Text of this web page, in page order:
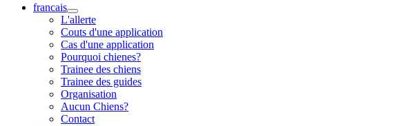
francais
L'allerte
Couts d'une application
Cas d'une application
Pourquoi chienes?
Trainee des chiens
Trainee des guides
Organisation
Aucun Chiens?
Contact